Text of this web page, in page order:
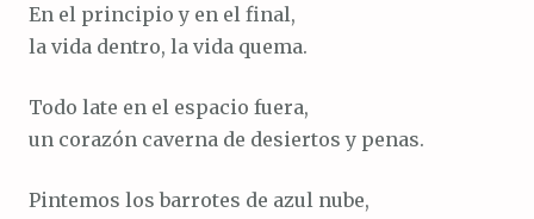
En el principio y en el final,
la vida dentro, la vida quema.
Todo late en el espacio fuera,
un corazón caverna de desiertos y penas.
Pintemos los barrotes de azul nube,